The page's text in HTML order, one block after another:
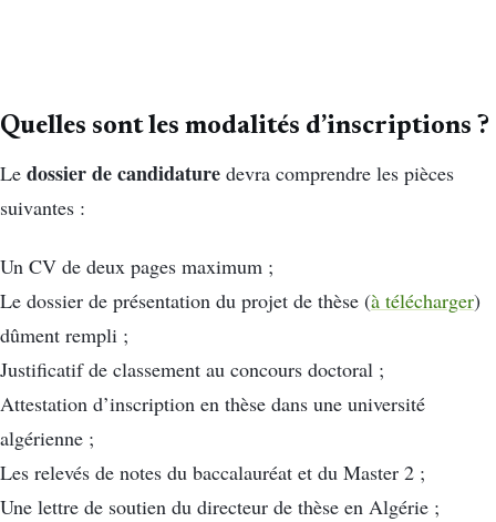
Quelles sont les modalités d’inscriptions ?
Le dossier de candidature devra comprendre les pièces
suivantes :
Un CV de deux pages maximum ;
Le dossier de présentation du projet de thèse (à télécharger)
dûment rempli ;
Justificatif de classement au concours doctoral ;
Attestation d’inscription en thèse dans une université
algérienne ;
Les relevés de notes du baccalauréat et du Master 2 ;
Une lettre de soutien du directeur de thèse en Algérie ;